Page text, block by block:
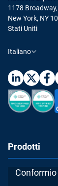
1178
New York, NY
Stati Uniti
Italiano
Prodotti
Conformio